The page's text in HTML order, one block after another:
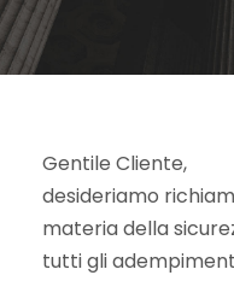
Gentile Cliente,
desideriamo
materia della
tutti gli